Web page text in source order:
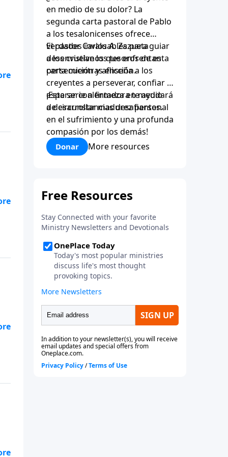
en medio de su dolor? La
segunda carta pastoral de Pablo
a los tesalonicenses ofrece
verdades invaluables para guiar
a los cristianos que enfrentan
persecución y aflicción.
El pastor Carlos A. Zazueta
desenvuelve los tesoros de esta
carta mientras enseña a los
creyentes a perseverar, confiar y
esperar con firmeza en medio
de circunstancias desafiantes.
¡Esta serie alentadora te ayudará
a desarrollar madurez personal
en el sufrimiento y una profunda
compasión por los demás!
Donar More resources